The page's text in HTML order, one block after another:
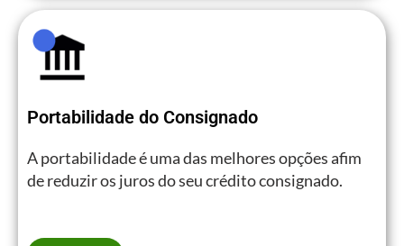
Portabilidade do Consignado
A portabilidade é uma das melhores opções afim
de reduzir os juros do seu crédito consignado.